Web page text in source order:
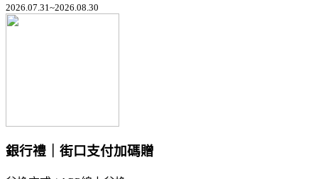
2026.07.31~2026.08.30
銀行禮｜街口支付加碼贈